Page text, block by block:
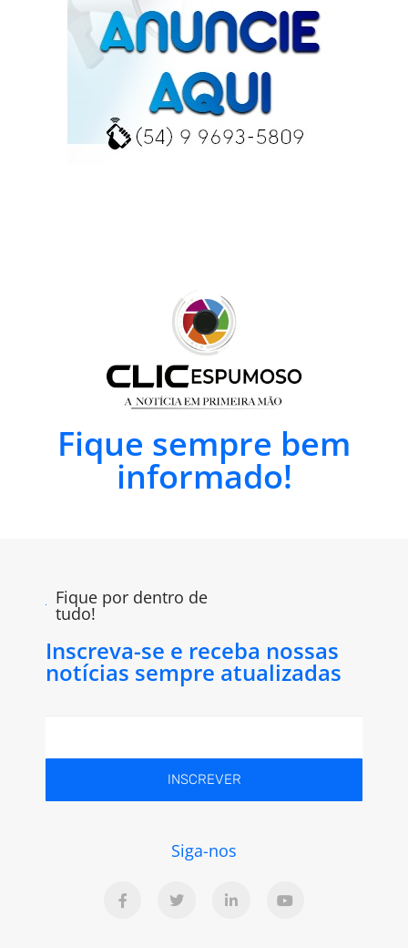
Fique sempre bem
informado!
Fique por dentro de
tudo!
Inscreva-se e receba nossas
notícias sempre atualizadas
INSCREVER
Siga-nos